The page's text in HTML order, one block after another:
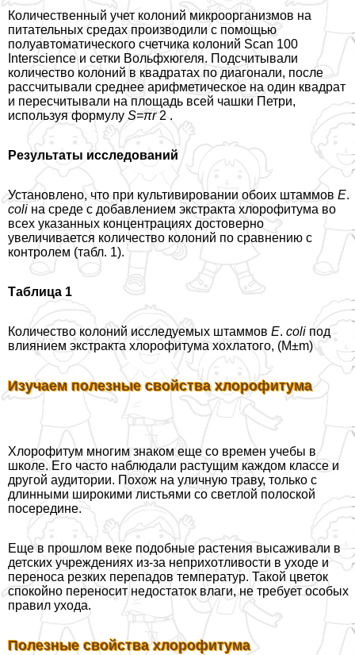
Количественный учет колоний микроорганизмов на
питательных средах производили с помощью
полуавтоматического счетчика колоний Scan 100
Interscience и сетки Вольфхюгеля. Подсчитывали
количество колоний в квадратах по диагонали, после
рассчитывали среднее арифметическое на один квадрат
и пересчитывали на площадь всей чашки Петри,
используя формулу S=πr2 .
Результаты исследований
Установлено, что при культивировании обоих штаммов E.
coli на среде с добавлением экстpaкта хлорофитума во
всех указанных концентрациях достоверно
увеличивается количество колоний по сравнению с
контролем (табл. 1).
Таблица 1
Количество колоний исследуемых штаммов E. coli под
влиянием экстpaкта хлорофитума хохлатого, (M±m)
Изучаем полезные свойства хлорофитума
Хлорофитум многим знаком еще со времен учебы в
школе. Его часто наблюдали растущим каждом классе и
другой аудитории. Похож на уличную траву, только с
длинными широкими листьями со светлой полоской
посередине.
Еще в прошлом веке подобные растения высаживали в
детских учреждениях из-за неприхотливости в уходе и
переноса резких перепадов температур. Такой цветок
спокойно переносит недостаток влаги, не требует особых
правил ухода.
Полезные свойства хлорофитума